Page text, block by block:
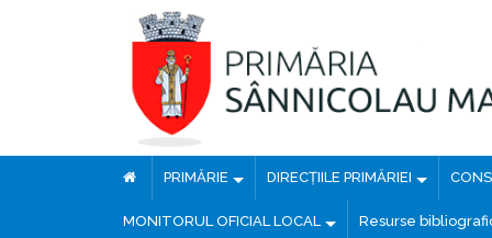
PRIMĂRIE DIRECȚIILE PRIMĂRIEI
MONITORUL OFICIAL LOCAL Resurse